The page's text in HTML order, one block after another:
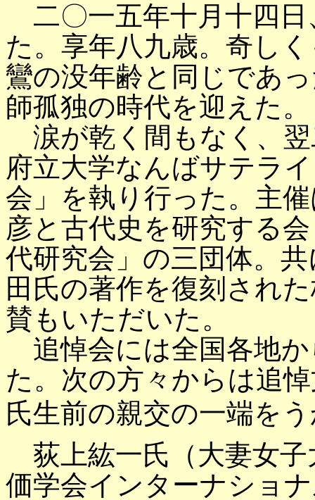
二〇一五年十月十四日
た。享年八九歳。奇し
鸞の没年齢と同じであ
師孤独の時代を迎えた。
涙が乾く間もなく、翌
府立大学なんばサテラ
会」を執り行った。主
彦と古代史を研究する
代研究会」の三団体。
田氏の著作を復刻され
賛もいただいた。
追悼会には全国各地
た。次の方々からは追
氏生前の親交の一端を
荻上紘一氏（大妻女子
価学会インターナショ